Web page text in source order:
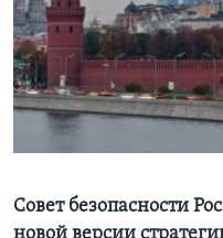
Learning English
СОЦИАЛЬНЫЕ СЕТИ
Языки
Совет безопасности